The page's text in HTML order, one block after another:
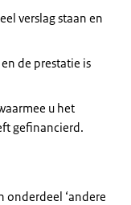
verslag staan en
de prestatie is
u het
gefinancierd.
onderdeel ‘andere